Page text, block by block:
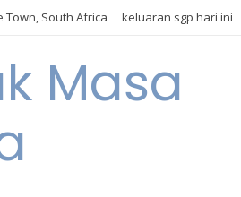
Town, South Africa keluaran sgp hari ini
Masa